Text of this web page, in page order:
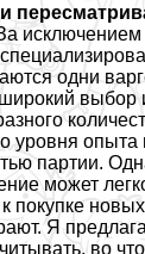
исключением
одни
выбор
уровня опыта
партии.
может
покупке
Я
во